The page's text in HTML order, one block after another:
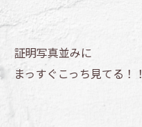
証明写真並みに
まっすぐこっち見てる！！